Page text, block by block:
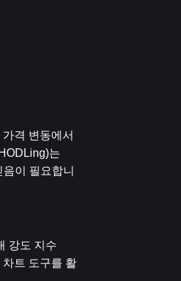
격 변동에서
는
이 필요합니
강도 지수
트 도구를 활